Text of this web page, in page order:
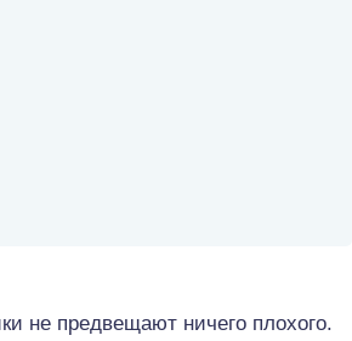
не предвещают ничего плохого.